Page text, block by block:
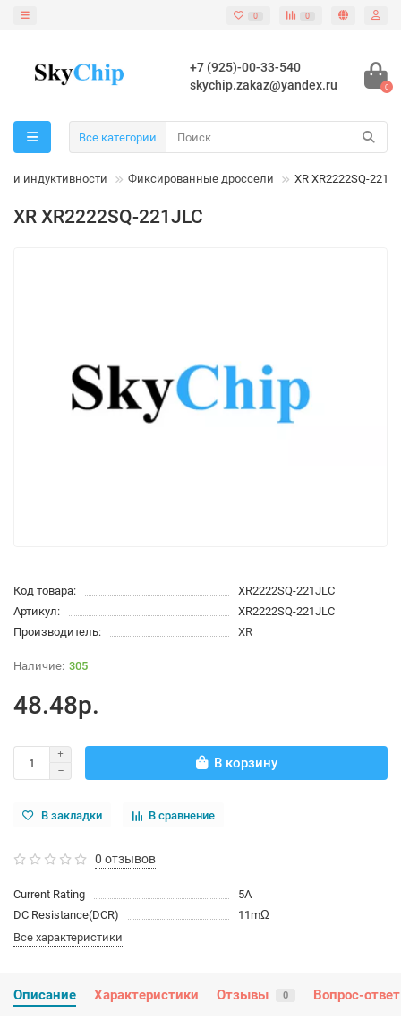
0 0
+7 (925)-00-33-540
skychip.zakaz@yandex.ru
0
Все категории
индуктивности Фиксированные дроссели XR XR2222SQ-
XR XR2222SQ-221JLC
Код товара:
XR2222SQ-221JLC
Артикул:
XR2222SQ-221JLC
Производитель:
XR
305
48.48р.
В корзину
В закладки В сравнение
0 отзывов
Current Rating
5A
DC Resistance(DCR)
11mΩ
Все характеристики
Описание Характеристики Отзывы 0 Вопрос-ответ